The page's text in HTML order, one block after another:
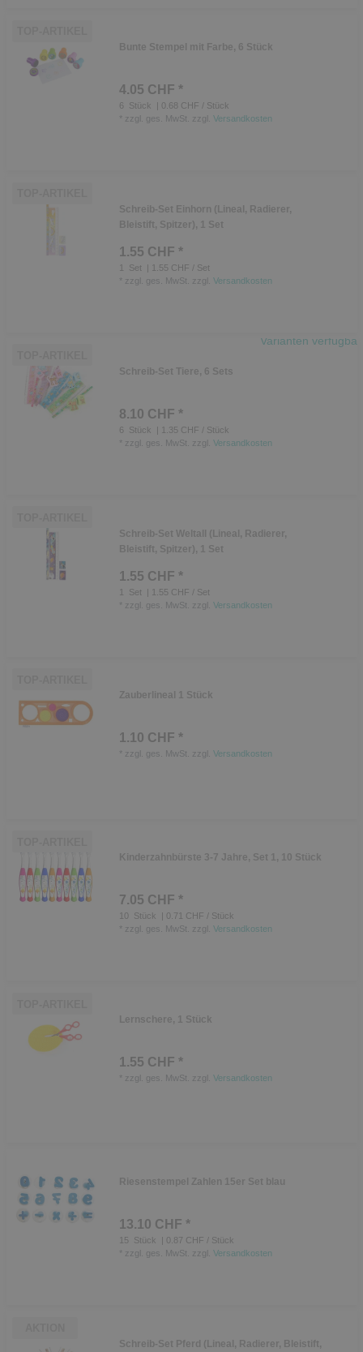
Bunte Stempel mit Farbe, 6 Stück
4.05 CHF *
6 Stück
| 0.68 CHF / Stück
zzgl. ges. MwSt. zzgl. Versandkosten
Schreib-Set Einhorn (Lineal, Radierer,
Bleistift, Spitzer), 1 Set
1.55 CHF *
1 Set
| 1.55 CHF / Set
zzgl. ges. MwSt. zzgl. Versandkosten
Varianten verfügbar
Schreib-Set Tiere, 6 Sets
8.10 CHF *
6 Stück
| 1.35 CHF / Stück
zzgl. ges. MwSt. zzgl. Versandkosten
Schreib-Set Weltall (Lineal, Radierer,
Bleistift, Spitzer), 1 Set
1.55 CHF *
1 Set
| 1.55 CHF / Set
zzgl. ges. MwSt. zzgl. Versandkosten
Zauberlineal 1 Stück
1.10 CHF *
zzgl. ges. MwSt. zzgl. Versandkosten
Kinderzahnbürste 3-7 Jahre, Set 1, 10 Stück
7.05 CHF *
10 Stück
| 0.71 CHF / Stück
zzgl. ges. MwSt. zzgl. Versandkosten
Lernschere, 1 Stück
1.55 CHF *
zzgl. ges. MwSt. zzgl. Versandkosten
Riesenstempel Zahlen 15er Set blau
13.10 CHF *
15 Stück
| 0.87 CHF / Stück
zzgl. ges. MwSt. zzgl. Versandkosten
Schreib-Set Pferd (Lineal, Radierer, Bleistift,